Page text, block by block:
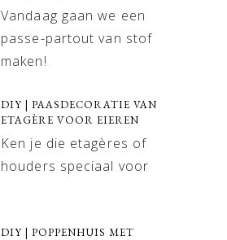
Vandaag gaan we een
passe-partout van stof
maken!
DIY | PAASDECORATIE VAN
ETAGÈRE VOOR EIEREN
Ken je die etagères of
houders speciaal voor
DIY | POPPENHUIS MET